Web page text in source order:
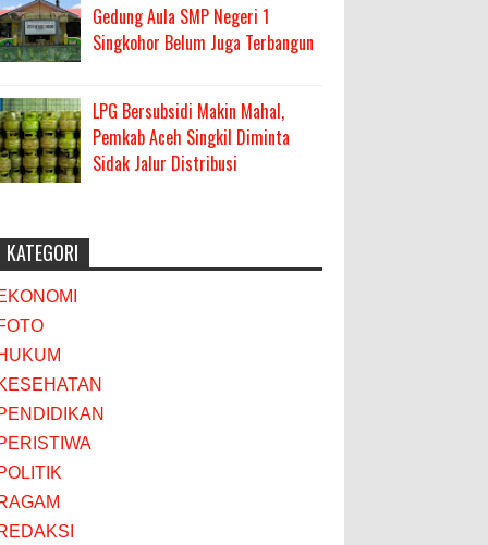
Gedung Aula SMP Negeri 1
Singkohor Belum Juga Terbangun
LPG Bersubsidi Makin Mahal,
Pemkab Aceh Singkil Diminta
Sidak Jalur Distribusi
KATEGORI